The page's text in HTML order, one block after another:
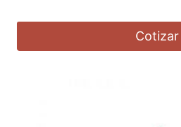
Cotizar